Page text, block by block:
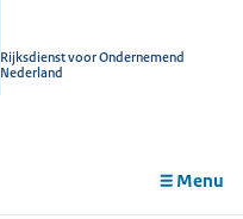
Rijksdienst voor Ondernemend
Nederland
Menu